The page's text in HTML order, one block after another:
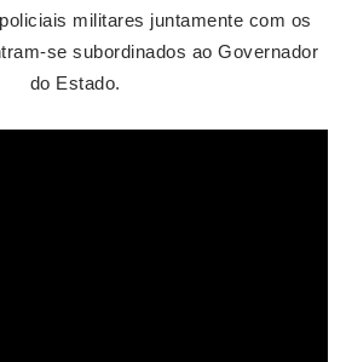
militares juntamente com os
se subordinados ao Governador
do Estado.